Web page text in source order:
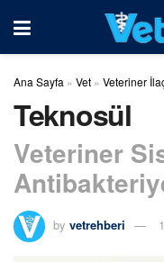
Ana Sayfa » Vet » Veteriner
Teknosül
Veteriner
by vetrehberi